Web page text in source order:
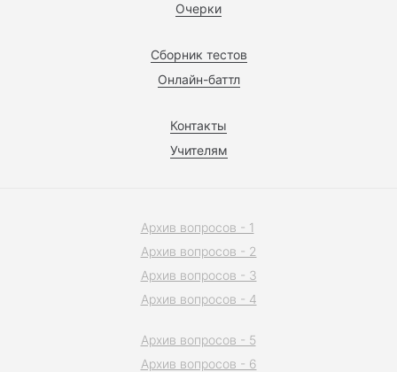
Очерки
Сборник тестов
Онлайн-баттл
Контакты
Учителям
Архив вопросов - 1
Архив вопросов - 2
Архив вопросов - 3
Архив вопросов - 4
Архив вопросов - 5
Архив вопросов - 6